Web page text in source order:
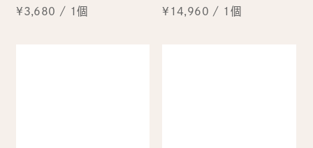
¥3,680 / 1個 ¥14,960 / 1個